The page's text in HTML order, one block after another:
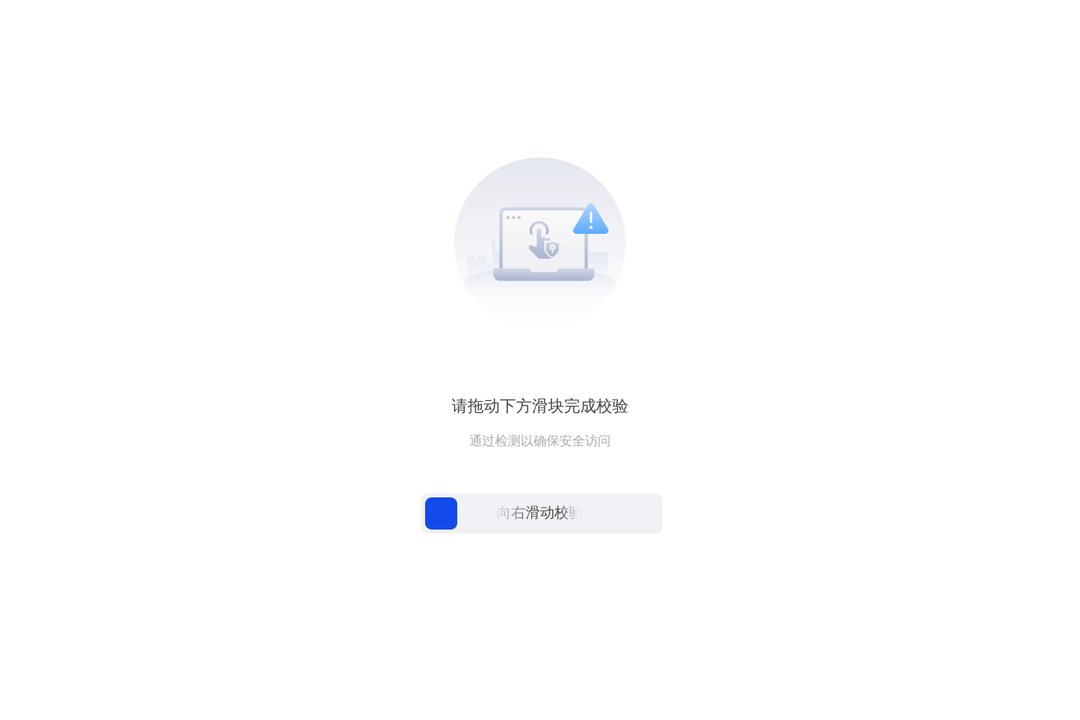
请拖动下方滑块完成校验
通过检测以确保安全访问